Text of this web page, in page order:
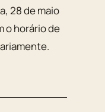
28 de maio
o horário de